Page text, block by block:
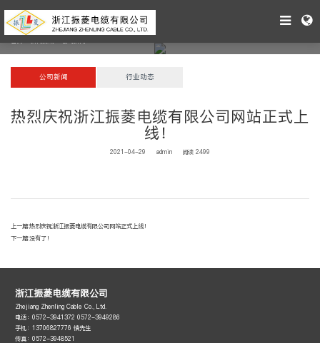
公司新闻 行业动态
热烈庆祝浙江振菱电缆有限公司网站正式上
线！
2021-04-29 admin 阅读 2499
上一篇:热烈庆祝浙江振菱电缆有限公司网站正式上线！
下一篇:没有了！
浙江振菱电缆有限公司
Zhejiang Zhenling Cable Co., Ltd.
电话：0572-3941372 0572-3949286
手机：13706827776 慎先生
传真：0572-3948521